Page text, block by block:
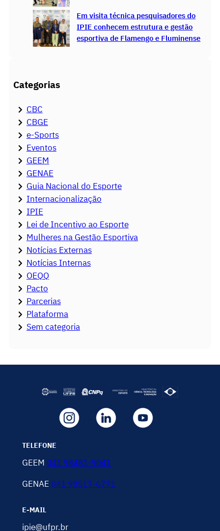
Em visita técnica pesquisadores do
IPIE conhecem estrutura e gestão
esportiva de Flamengo e Fluminense
Categorias
CBC
CBGE
e-Sports
Eventos
GEEM
GENAE
Guia Nacional do Esporte
Internacionalização
IPIE
Lei de Incentivo ao Esporte
Mulheres na Gestão Esportiva
Notícias Externas
Notícias Internas
OEQQ
Pacto
Parcerias
Plataforma
Sem categoria
TELEFONE
GEEM 041 98481-9041
GENAE 041 98517-6771
E-MAIL
ipie@ufpr.br